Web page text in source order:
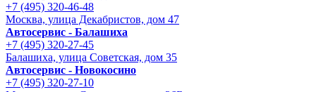
+7 (495) 320-46-48
Москва, улица Декабристов, дом 47
Автосервис - Балашиха
+7 (495) 320-27-45
Балашиха, улица Советская, дом 35
Автосервис - Новокосино
+7 (495) 320-27-10